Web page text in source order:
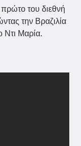
πρώτο του διεθνή
την Βραζιλία
Ντι Μαρία.